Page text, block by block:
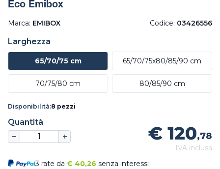
Eco Emibox
Marca: EMIBOX Codice: 03426556
Larghezza
65/70/75 cm 65/70/75x80/85/90 cm
70/75/80 cm 80/85/90 cm
Disponibilità:8 pezzi
Quantità
€ 120,78
IVA inclusa
3 rate da € 40,26 senza interessi